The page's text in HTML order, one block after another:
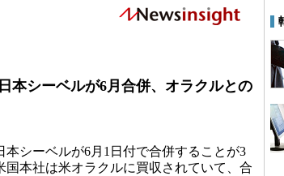
本シーベルが6月合併、オラクルとの
シーベルが6月1日付で合併することが3
国本社は米オラクルに買収されていて、合